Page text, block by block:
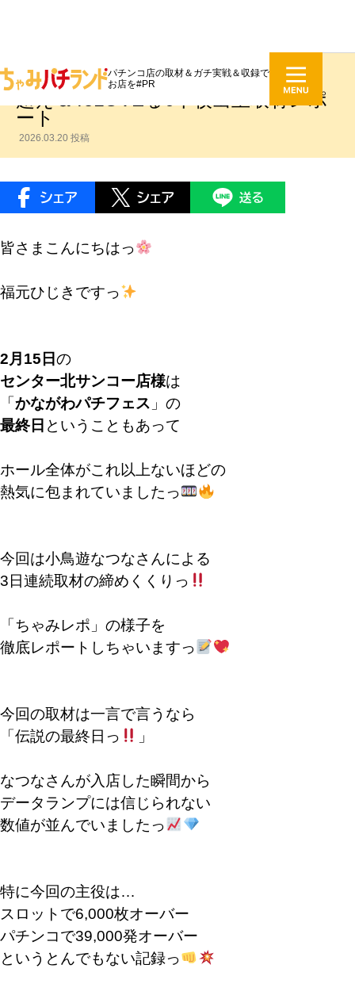
パチンコ店の取材＆ガチ実戦＆収録で
お店を#PR
センター北サンコー店エヴァ3万発
超え＆ToLOVEる6千枚出玉取材レポ
ート
2026.03.20 投稿
皆さまこんにちはっ
福元ひじきですっ
2月15日の
センター北サンコー店様は
「 かながわパチフェス 」の
最終日 ということもあって
ホール全体がこれ以上ないほどの
熱気に包まれていましたっ
今回は小鳥遊なつなさんによる
3日連続取材の締めくくりっ
「ちゃみレポ」の様子を
徹底レポートしちゃいますっ
今回の取材は一言で言うなら
「伝説の最終日っ
」
なつなさんが入店した瞬間から
データランプには信じられない
数値が並んでいましたっ
特に今回の主役は…
スロットで6,000枚オーバー
パチンコで39,000発オーバー
というとんでもない記録っ